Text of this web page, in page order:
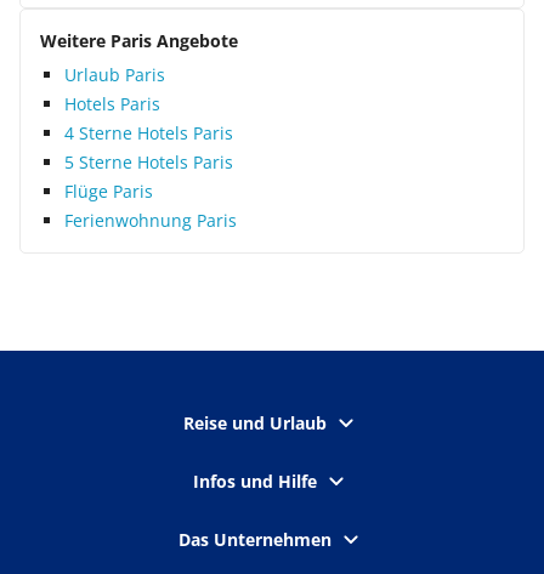
Weitere Paris Angebote
Urlaub Paris
Hotels Paris
4 Sterne Hotels Paris
5 Sterne Hotels Paris
Flüge Paris
Ferienwohnung Paris
Reise und Urlaub
Infos und Hilfe
Das Unternehmen